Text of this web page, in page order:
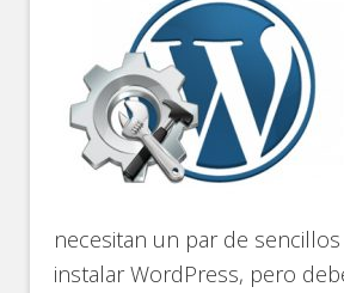
necesitan un par de
instalar WordPress, pero